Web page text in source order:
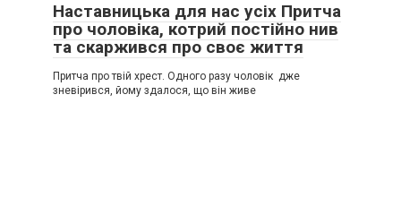
Наставницька для нас усіх Притча
про чоловіка, котрий постійно нив
та скаржився про своє життя
Притча про твій хрест. Одного разу чоловік дже
зневірився, йому здалося, що він живе